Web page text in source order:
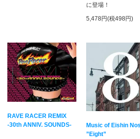
に登場！
5,478円(税498円)
RAVE RACER REMIX
-30th ANNIV. SOUNDS-
Music of Eishin
”Eight”